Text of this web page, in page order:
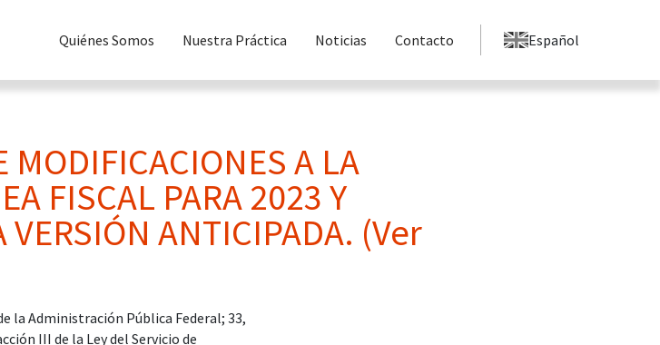
Quiénes Somos Nuestra Práctica Noticias Contacto Español
MODIFICACIONES A LA
FISCAL PARA 2023 Y
VERSIÓN ANTICIPADA. (Ver
la Administración Pública Federal; 33,
III de la Ley del Servicio de